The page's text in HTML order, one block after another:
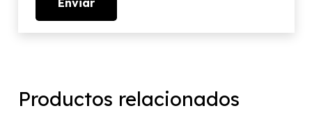
Productos relacionados